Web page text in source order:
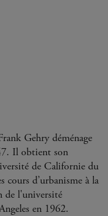
Gehry déménage
Il obtient son
de Californie du
cours d’urbanisme à la
de l'université
en 1962.